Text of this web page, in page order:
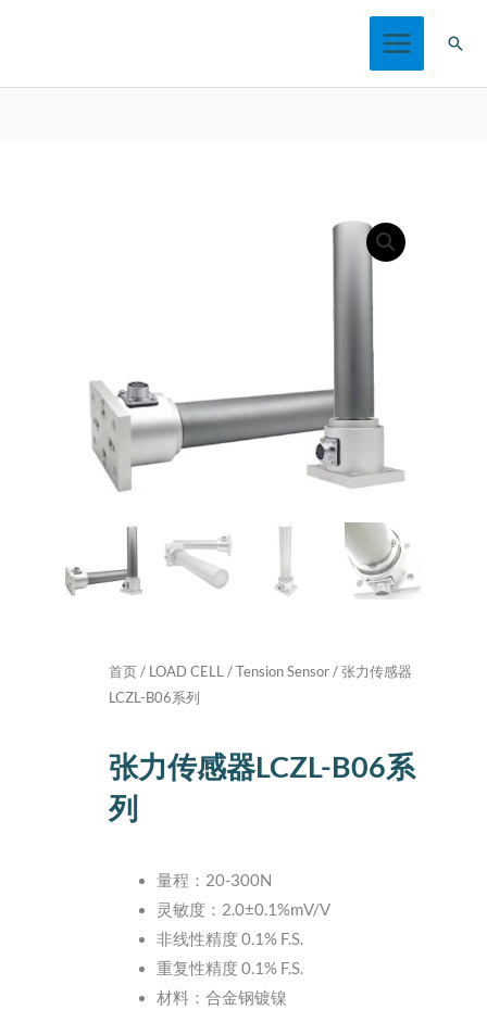
搜
首页/ LOAD CELL /Tension Sensor/ 张力传感器
LCZL-B06系列
张力传感器LCZL-B06系
列
量程：20-300N
灵敏度：2.0±0.1%mV/V
非线性精度 0.1% F.S.
重复性精度 0.1% F.S.
材料：合金钢镀镍